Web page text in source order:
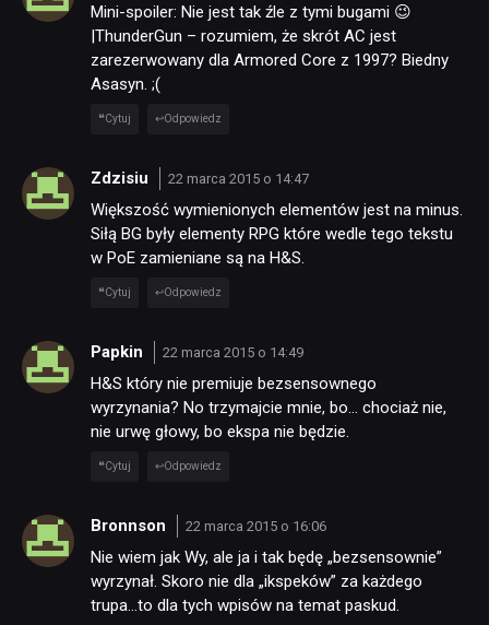
Mini-spoiler: Nie jest tak źle z tymi bugami 😉
|ThunderGun – rozumiem, że skrót AC jest
zarezerwowany dla Armored Core z 1997? Biedny
Asasyn. ;(
Cytuj Odpowiedz
Zdzisiu 22 marca 2015 o 14:47
Większość wymienionych elementów jest na minus.
Siłą BG były elementy RPG które wedle tego tekstu
w PoE zamieniane są na H&S.
Cytuj Odpowiedz
Papkin 22 marca 2015 o 14:49
H&S który nie premiuje bezsensownego
wyrzynania? No trzymajcie mnie, bo… chociaż nie,
nie urwę głowy, bo ekspa nie będzie.
Cytuj Odpowiedz
Bronnson 22 marca 2015 o 16:06
Nie wiem jak Wy, ale ja i tak będę „bezsensownie”
wyrzynał. Skoro nie dla „ikspeków” za każdego
trupa…to dla tych wpisów na temat paskud.